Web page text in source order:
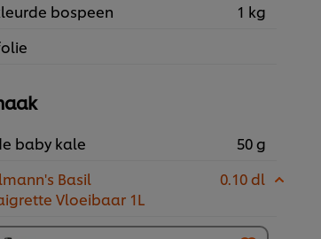
bospeen
1 kg
baby kale
50 g
Basil
Vloeibaar 1L
0.10 dl